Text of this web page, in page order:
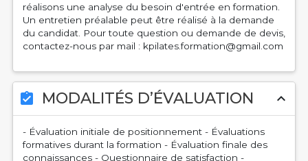
réalisons une analyse du besoin d'entrée en formation.
Un entretien préalable peut être réalisé à la demande
du candidat. Pour toute question ou demande de devis,
contactez-nous par mail : kpilates.formation@gmail.com
assignment_turned_in MODALITÉS D’ÉVALUATION expand_less
- Évaluation initiale de positionnement - Évaluations
formatives durant la formation - Évaluation finale des
connaissances - Questionnaire de satisfaction -